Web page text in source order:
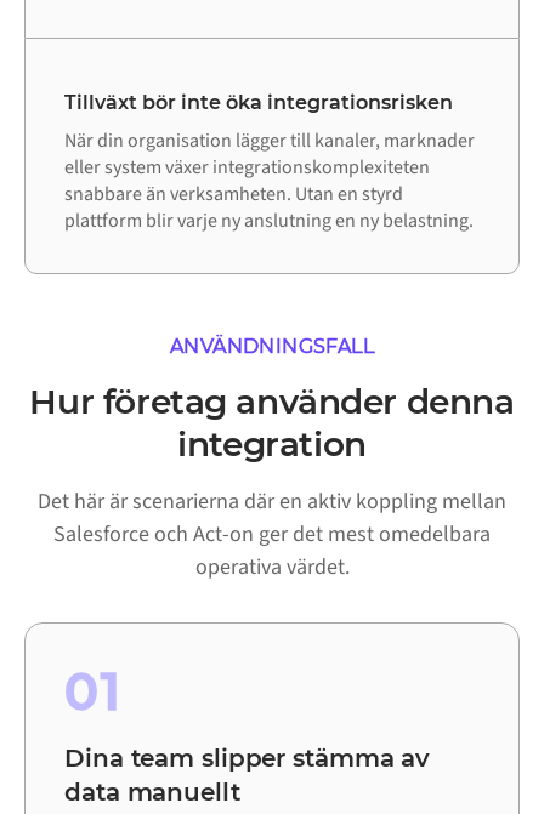
Tillväxt bör inte öka integrationsrisken
När din organisation lägger till kanaler, marknader
eller system växer integrationskomplexiteten
snabbare än verksamheten. Utan en styrd
plattform blir varje ny anslutning en ny belastning.
ANVÄNDNINGSFALL
Hur företag använder denna
integration
Det här är scenarierna där en aktiv koppling mellan
Salesforce och Act-on ger det mest omedelbara
operativa värdet.
01
Dina team slipper stämma av
data manuellt